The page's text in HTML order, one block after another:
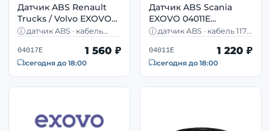
Датчик ABS Renault
Trucks / Volvo EXOVO
04017E колёсный OEM
датчик ABS · кабель
Volvo
04017E 1 560 ₽
сегодня до 18:00
Датчик ABS Scania
EXOVO 04011E
колёсный
1360615
датчик ABS · кабель 1170
R, T
04011E 1 220 ₽
сегодня до 18:00